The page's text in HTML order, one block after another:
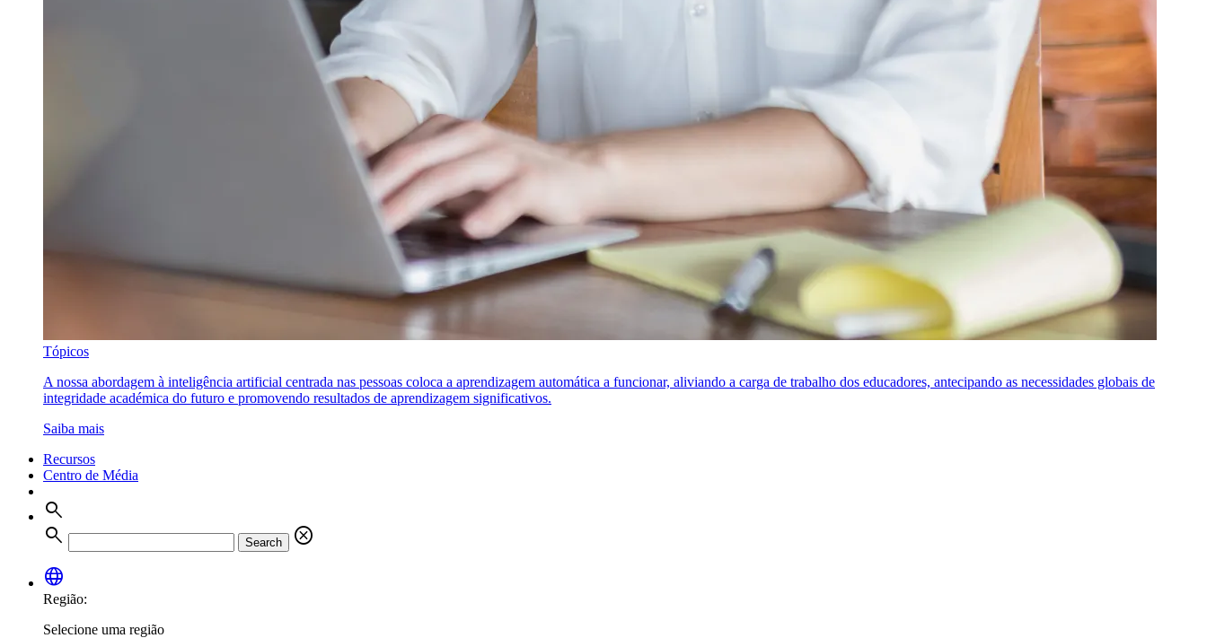
Tópicos
A nossa abordagem à inteligência artificial centrada nas pessoas coloca a aprendizagem automática a funcionar, aliviando a carga de trabalho dos educadores, antecipando as necessidades globais de
integridade académica do futuro e promovendo resultados de aprendizagem significativos.
Saiba mais
Recursos
Centro de Média
search
search
Search
cancel
language
Região:
Selecione uma região